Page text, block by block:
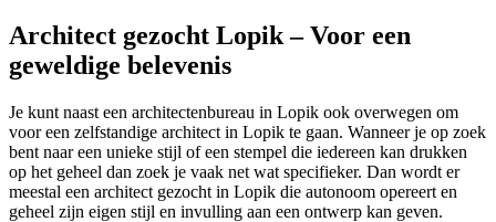
Architect gezocht Lopik – Voor een
geweldige belevenis
Je kunt naast een architectenbureau in Lopik ook overwegen om
voor een zelfstandige architect in Lopik te gaan. Wanneer je op zoek
bent naar een unieke stijl of een stempel die iedereen kan drukken
op het geheel dan zoek je vaak net wat specifieker. Dan wordt er
meestal een architect gezocht in Lopik die autonoom opereert en
geheel zijn eigen stijl en invulling aan een ontwerp kan geven.